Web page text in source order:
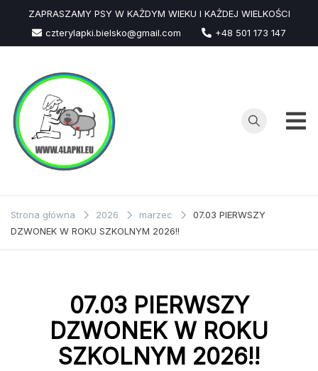
Przejdź
treści
ZAPRASZAMY PSY W KAŻDYM WIEKU I KAŻDEJ WIELKOŚCI
czterylapki.bielsko@gmail.com
+48 501 173 147
Strona główna 2026 marzec
07.03 PIERWSZY
DZWONEK W ROKU SZKOLNYM 2026!!
07.03 PIERWSZY
DZWONEK W ROKU
SZKOLNYM 2026!!